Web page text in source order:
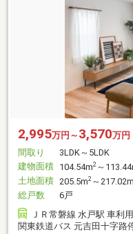
2,995万円～ 3,570万円
間取り
3LDK～5LDK
建物面積 104.54m2 ～
土地面積 205.5m2 ～217.02m
総戸数
6戸
ＪＲ常磐線 水戸駅 車利
関東鉄道バス 元吉田十字路